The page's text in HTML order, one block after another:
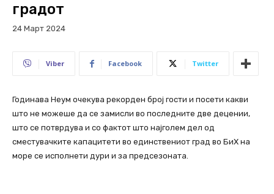
градот
24 Март 2024
Viber Facebook Twitter
Годинава Неум очекува рекорден број гости и посети какви
што не можеше да се замисли во последните две децении,
што се потврдува и со фактот што најголем дел од
сместувачките капацитети во единствениот град во БиХ на
море се исполнети дури и за предсезоната.